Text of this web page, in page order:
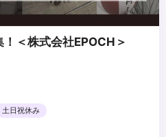
＜株式会社EPOCH＞
土日祝休み